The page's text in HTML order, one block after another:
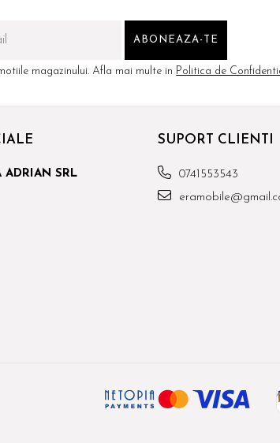
magazinului. Afla mai multe in Politica de
ADRIAN SRL
SUPORT CLIENTI
0741553543